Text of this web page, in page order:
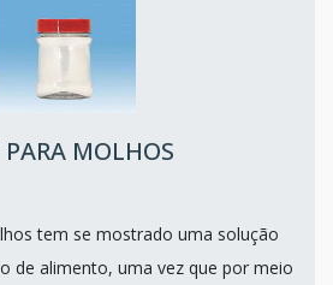
PARA MOLHOS
tem se mostrado uma solução
de alimento, uma vez que por meio